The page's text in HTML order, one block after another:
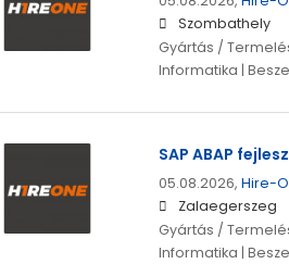
Szombathely
Gyártás /
Informatika |
SAP ABAP
05.08.2026, Hire-
Zalaegerszeg
Gyártás /
Informatika |